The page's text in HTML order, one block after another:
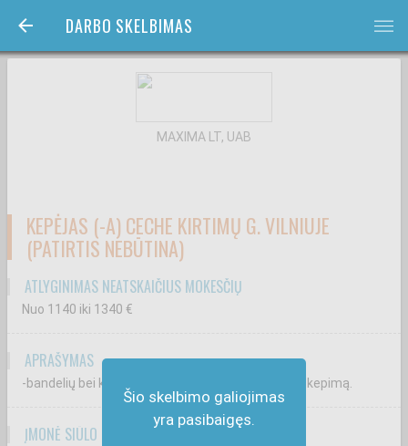
DARBO SKELBIMAS bars
Šio skelbimo galiojimas
yra pasibaigęs.
MAXIMA LT, UAB
KEPĖJAS (-A) CECHE KIRTIMŲ G. VILNIUJE
(PATIRTIS NEBŪTINA)
ATLYGINIMAS NEATSKAIČIUS MOKESČIŲ
Nuo 1140 iki 1340 €
APRAŠYMAS
-bandelių bei kitų mielinių gaminių formavimą bei kepimą.
ĮMONĖ SIŪLO